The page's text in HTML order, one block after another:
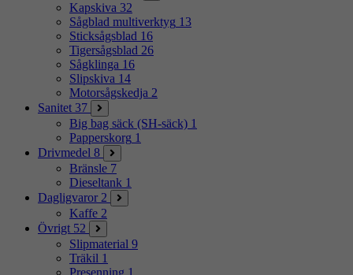
Kapskiva 32
Sågblad multiverktyg 13
Sticksågsblad 16
Tigersågsblad 26
Sågklinga 16
Slipskiva 14
Motorsågskedja 2
Sanitet 37
Big bag säck (SH-säck) 1
Papperskorg 1
Drivmedel 8
Bränsle 7
Dieseltank 1
Dagligvaror 2
Kaffe 2
Övrigt 52
Slipmaterial 9
Träkil 1
Presenning 1